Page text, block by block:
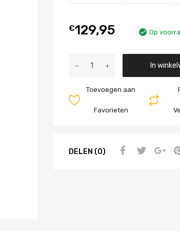
€129,95 Op
In
Toevoegen aan
Favorieten
DELEN (0)